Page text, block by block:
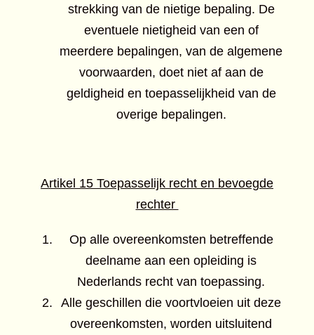
strekking van de nietige bepaling. De
eventuele nietigheid van een of
meerdere bepalingen, van de algemene
voorwaarden, doet niet af aan de
geldigheid en toepasselijkheid van de
overige bepalingen.
Artikel 15 Toepasselijk recht en bevoegde
rechter
Op alle overeenkomsten betreffende
deelname aan een opleiding is
Nederlands recht van toepassing.
Alle geschillen die voortvloeien uit deze
overeenkomsten, worden uitsluitend